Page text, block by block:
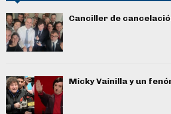
Canciller de
Micky Vainilla y un